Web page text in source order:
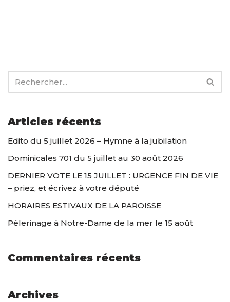
Articles récents
Edito du 5 juillet 2026 – Hymne à la jubilation
Dominicales 701 du 5 juillet au 30 août 2026
DERNIER VOTE LE 15 JUILLET : URGENCE FIN DE VIE
– priez, et écrivez à votre député
HORAIRES ESTIVAUX DE LA PAROISSE
Pélerinage à Notre-Dame de la mer le 15 août
Commentaires récents
Archives